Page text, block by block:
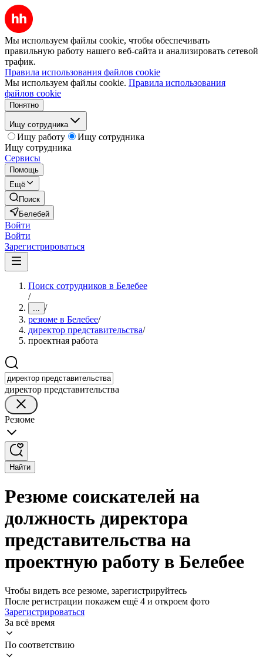
Мы используем файлы cookie, чтобы обеспечивать
правильную работу нашего веб-сайта и анализировать сетевой
трафик.
Правила использования файлов cookie
Мы используем файлы cookie. Правила использования
файлов cookie
Понятно
Ищу сотрудника
Ищу работу
Ищу сотрудника
Ищу сотрудника
Сервисы
Помощь
Ещё
Поиск
Белебей
Войти
Войти
Зарегистрироваться
Поиск сотрудников в Белебее
/
... /
резюме в Белебее/
директор представительства/
проектная работа
директор представительства
Резюме
Найти
Резюме соискателей на
должность директора
представительства на
проектную работу в Белебее
Чтобы видеть все резюме, зарегистрируйтесь
После регистрации покажем ещё 4 и откроем фото
Зарегистрироваться
За всё время
По соответствию